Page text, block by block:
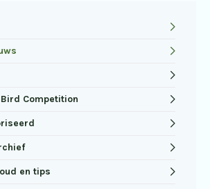
Competition
en tips